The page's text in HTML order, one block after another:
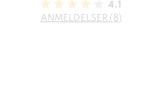
4.1
ANMELDELSER (8)